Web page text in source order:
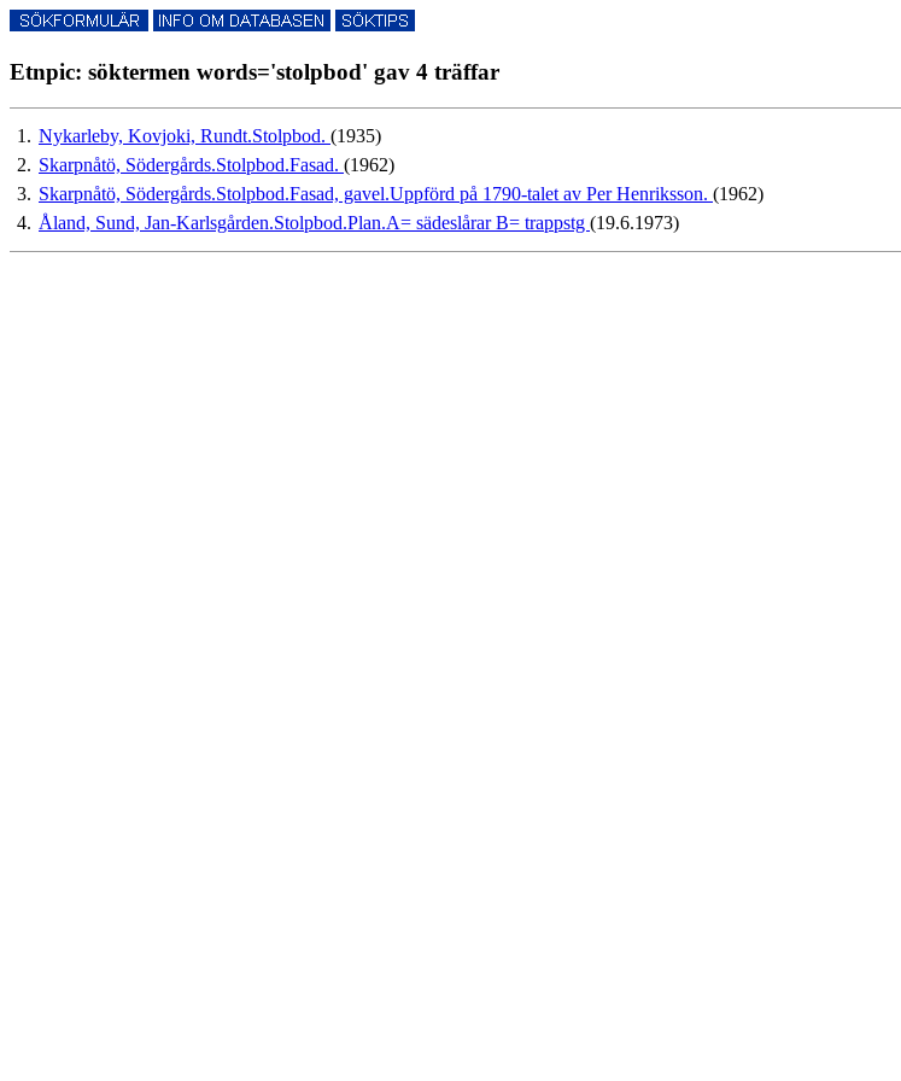
Etnpic: söktermen words='stolpbod' gav 4 träffar
1. Nykarleby, Kovjoki, Rundt.Stolpbod. (1935)
2. Skarpnåtö, Södergårds.Stolpbod.Fasad. (1962)
3. Skarpnåtö, Södergårds.Stolpbod.Fasad, gavel.Uppförd på 1790-talet av Per Henriksson. (1962)
4. Åland, Sund, Jan-Karlsgården.Stolpbod.Plan.A= sädeslårar B= trappstg (19.6.1973)